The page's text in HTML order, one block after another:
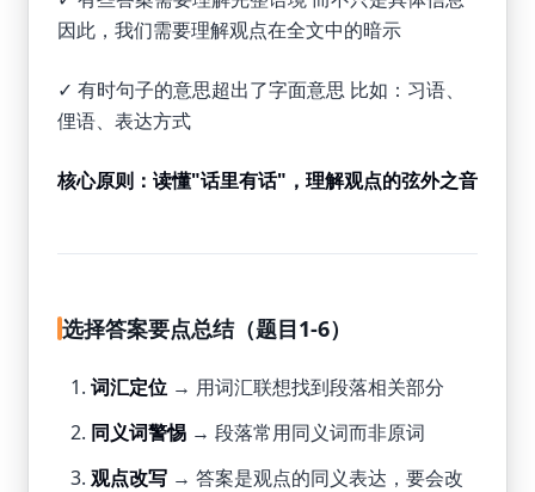
因此，我们需要理解观点在全文中的暗示
✓ 有时句子的意思超出了字面意思 比如：习语、
俚语、表达方式
核心原则：读懂"话里有话"，理解观点的弦外之音
选择答案要点总结（题目1-6）
词汇定位 → 用词汇联想找到段落相关部分
同义词警惕 → 段落常用同义词而非原词
观点改写 → 答案是观点的同义表达，要会改